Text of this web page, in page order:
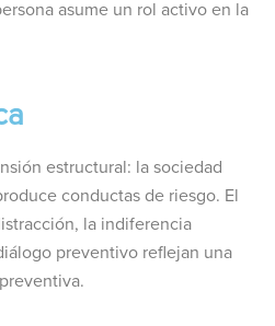
asume un rol activo en la
estructural: la sociedad
conductas de riesgo. El
la indiferencia
preventivo reflejan una